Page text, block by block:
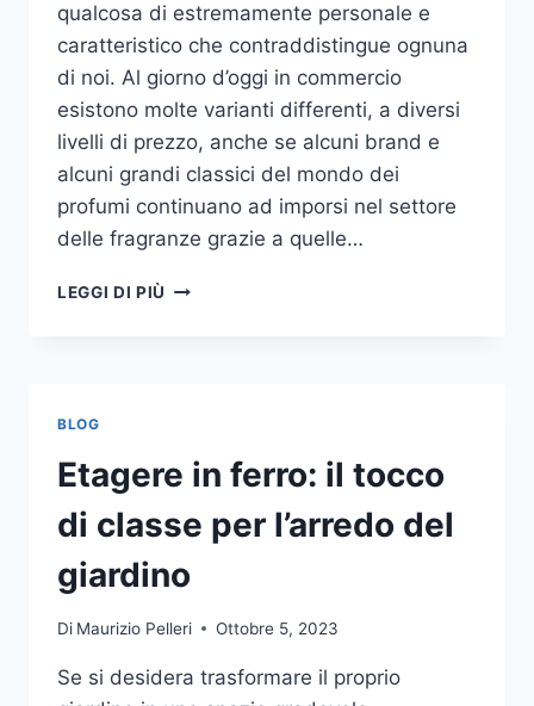
qualcosa di estremamente personale e
caratteristico che contraddistingue ognuna
di noi. Al giorno d’oggi in commercio
esistono molte varianti differenti, a diversi
livelli di prezzo, anche se alcuni brand e
alcuni grandi classici del mondo dei
profumi continuano ad imporsi nel settore
delle fragranze grazie a quelle…
LEGGI DI PIÙ
BLOG
Etagere in ferro: il tocco
di classe per l’arredo del
giardino
Di Maurizio Pelleri Ottobre 5, 2023
Se si desidera trasformare il proprio